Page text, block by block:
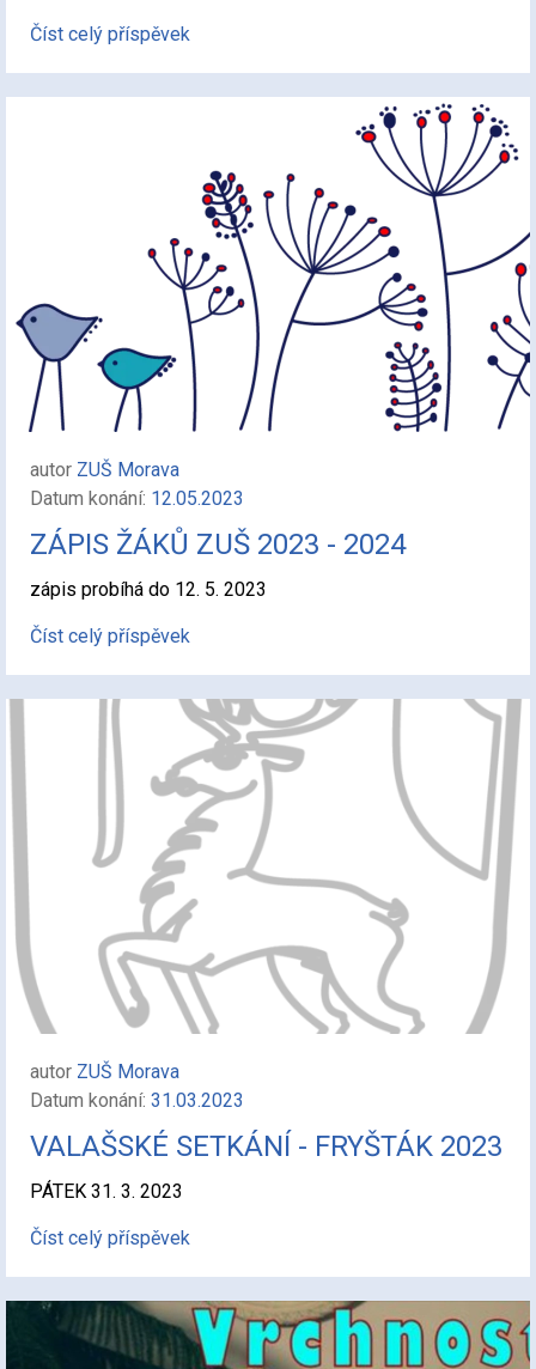
Číst celý příspěvek
autor ZUŠ Morava
Datum konání: 12.05.2023
ZÁPIS ŽÁKŮ ZUŠ 2023 - 2024
zápis probíhá do 12. 5. 2023
Číst celý příspěvek
autor ZUŠ Morava
Datum konání: 31.03.2023
VALAŠSKÉ SETKÁNÍ - FRYŠTÁK 2023
PÁTEK 31. 3. 2023
Číst celý příspěvek